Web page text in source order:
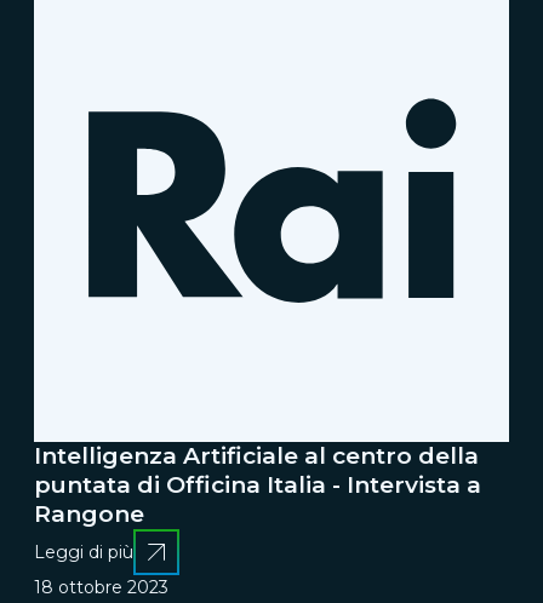
Intelligenza Artificiale al centro della
puntata di Officina Italia - Intervista a
Rangone
Leggi di più
18 ottobre 2023